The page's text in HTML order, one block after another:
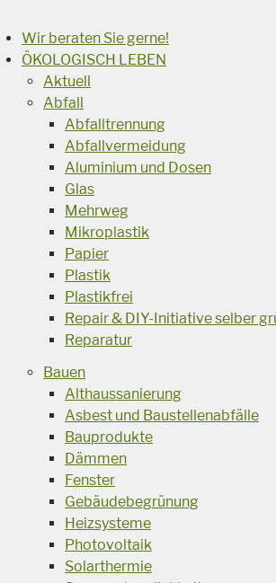
Wir beraten Sie gerne!
ÖKOLOGISCH LEBEN
Aktuell
Abfall
Abfalltrennung
Abfallvermeidung
Aluminium und Dosen
Glas
Mehrweg
Mikroplastik
Papier
Plastik
Plastikfrei
Repair & DIY-Initiative selber
Reparatur
Bauen
Althaussanierung
Asbest und Baustellenabfälle
Bauprodukte
Dämmen
Fenster
Gebäudebegrünung
Heizsysteme
Photovoltaik
Solarthermie